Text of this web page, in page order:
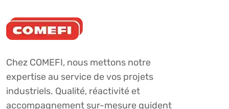
Chez COMEFI, nous mettons notre
expertise au service de vos projets
industriels. Qualité, réactivité et
accompagnement sur-mesure guident